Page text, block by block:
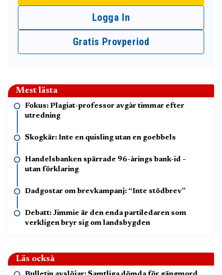
Logga In
Gratis Provperiod
Mest lästa
Fokus: Plagiat-professor avgår timmar efter
utredning
Skogkär: Inte en quisling utan en goebbels
Handelsbanken spärrade 96-årings bank-id –
utan förklaring
Dadgostar om brevkampanj: “Inte stödbrev”
Debatt: Jimmie är den enda partiledaren som
verkligen bryr sig om landsbygden
Läs också